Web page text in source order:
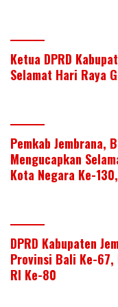
Ketua DPRD
Selamat Hari Raya
Pemkab Jembrana,
Mengucapkan
Kota Negara Ke-
DPRD Kabupaten
Provinsi Bali Ke-67,
RI Ke-80